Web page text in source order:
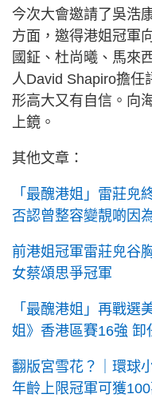
今次大會邀請了吳浩
方面，邀得港姐冠軍
國鉦、杜尚曦、馬來
人David Shapiro擔任
形高大又有自信。向
上鏡。
其他文章：
「最醜港姐」雷莊𠒇
否認曾整容變靚啲因
前港姐冠軍雷莊𠒇谷
女蔡頌思爭冠軍
「最醜港姐」再戰選
姐》香港區賽16強
翻版宮雪花？｜環球
年齡上限冠軍可獲